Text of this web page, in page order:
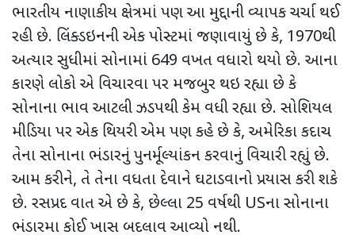
ભારતીય નાણાકીય ક્ષેત્રમાં પણ આ મુદ્દાની વ્યાપક ચર્ચા થઈ
રહી છે. લિંક્ડઇનની એક પોસ્ટમાં જણાવાયું છે કે, 1970થી
અત્યાર સુધીમાં સોનામાં 649 વખત વધારો થયો છે. આના
કારણે લોકો એ વિચારવા પર મજબુર થઇ રહ્યા છે કે
સોનાના ભાવ આટલી ઝડપથી કેમ વધી રહ્યા છે. સોશિયલ
મીડિયા પર એક થિયરી એમ પણ કહે છે કે, અમેરિકા કદાચ
તેના સોનાના ભંડારનું પુનર્મૂલ્યાંકન કરવાનું વિચારી રહ્યું છે.
આમ કરીને, તે તેના વધતા દેવાને ઘટાડવાનો પ્રયાસ કરી શકે
છે. રસપ્રદ વાત એ છે કે, છેલ્લા 25 વર્ષથી USના સોનાના
ભંડારમા કોઈ ખાસ બદલાવ આવ્યો નથી.